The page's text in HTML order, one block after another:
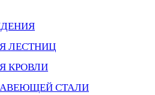
ЛЕСТНИЦ
КРОВЛИ
СТАЛИ